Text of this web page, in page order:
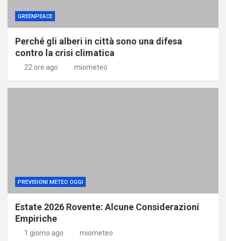
GREENPEACE
Perché gli alberi in città sono una difesa
contro la crisi climatica
22 ore ago miometeo
PREVISIONI METEO OGGI
Estate 2026 Rovente: Alcune Considerazioni
Empiriche
1 giorno ago miometeo